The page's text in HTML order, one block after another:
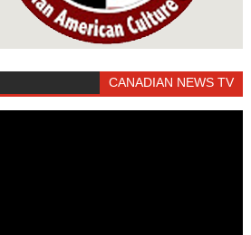
CANADIAN NEWS TV